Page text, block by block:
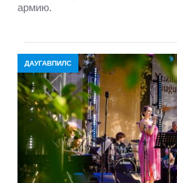
армию.
ДАУГАВПИЛС